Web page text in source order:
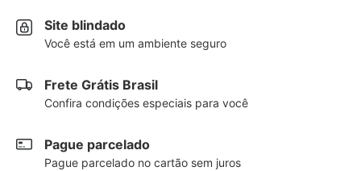
Site blindado
Você está em um ambiente seguro
Frete Grátis Brasil
Confira condições especiais para você
Pague parcelado
Pague parcelado no cartão sem juros